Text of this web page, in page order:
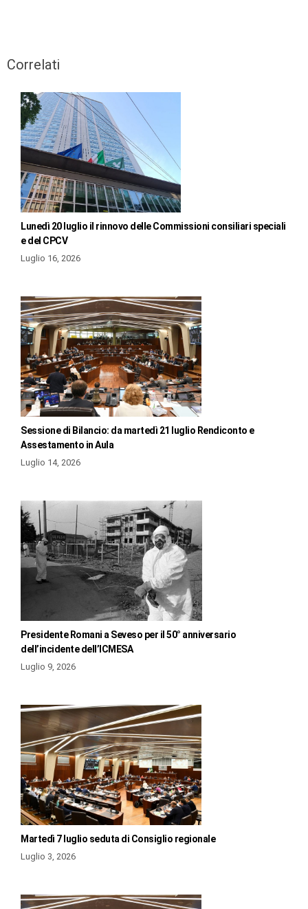
Correlati
Lunedì 20 luglio il rinnovo delle Commissioni consiliari speciali
e del CPCV
Luglio 16, 2026
Sessione di Bilancio: da martedì 21 luglio Rendiconto e
Assestamento in Aula
Luglio 14, 2026
Presidente Romani a Seveso per il 50° anniversario
dell’incidente dell’ICMESA
Luglio 9, 2026
Martedì 7 luglio seduta di Consiglio regionale
Luglio 3, 2026